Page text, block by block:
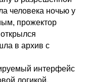
человека ночью у
прожектор
в архив с
интерфейс
логикой.